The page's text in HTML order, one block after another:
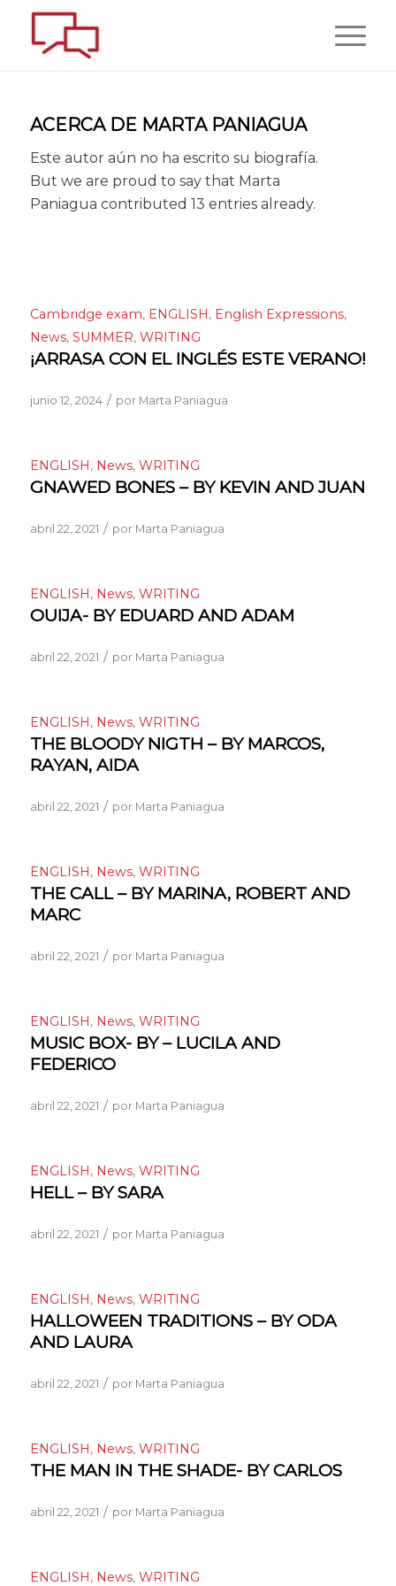
ACERCA DE MARTA PANIAGUA
Este autor aún no ha escrito su biografía.
But we are proud to say that Marta
Paniagua contributed 13 entries already.
Cambridge exam, ENGLISH, English Expressions,
News, SUMMER, WRITING
¡ARRASA CON EL INGLÉS ESTE VERANO!
junio 12, 2024 / por Marta Paniagua
ENGLISH, News, WRITING
GNAWED BONES – BY KEVIN AND JUAN
abril 22, 2021 / por Marta Paniagua
ENGLISH, News, WRITING
OUIJA- BY EDUARD AND ADAM
abril 22, 2021 / por Marta Paniagua
ENGLISH, News, WRITING
THE BLOODY NIGTH – BY MARCOS,
RAYAN, AIDA
abril 22, 2021 / por Marta Paniagua
ENGLISH, News, WRITING
THE CALL – BY MARINA, ROBERT AND
MARC
abril 22, 2021 / por Marta Paniagua
ENGLISH, News, WRITING
MUSIC BOX- BY – LUCILA AND
FEDERICO
abril 22, 2021 / por Marta Paniagua
ENGLISH, News, WRITING
HELL – BY SARA
abril 22, 2021 / por Marta Paniagua
ENGLISH, News, WRITING
HALLOWEEN TRADITIONS – BY ODA
AND LAURA
abril 22, 2021 / por Marta Paniagua
ENGLISH, News, WRITING
THE MAN IN THE SHADE- BY CARLOS
abril 22, 2021 / por Marta Paniagua
ENGLISH, News, WRITING